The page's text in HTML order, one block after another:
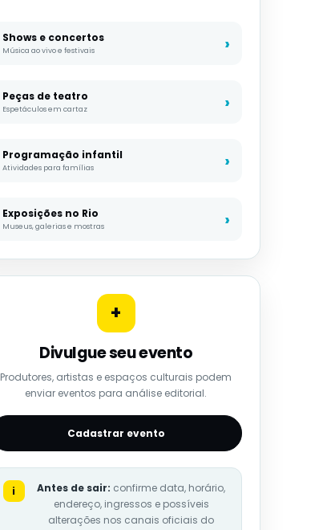
Shows e concertos
Música ao vivo e festivais
Peças de teatro
Espetáculos em cartaz
Programação infantil
Atividades para famílias
Exposições no Rio
Museus, galerias e mostras
+
Divulgue seu evento
Produtores, artistas e espaços culturais podem
enviar eventos para análise editorial.
Cadastrar evento
i Antes de sair: confirme data, horário,
endereço, ingressos e possíveis
alterações nos canais oficiais do